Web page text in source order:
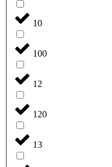
10
100
12
120
13